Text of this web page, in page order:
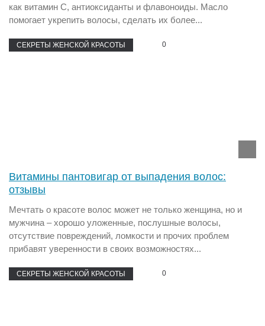
как витамин С, антиоксиданты и флавоноиды. Масло
помогает укрепить волосы, сделать их более...
СЕКРЕТЫ ЖЕНСКОЙ КРАСОТЫ 0
Витамины пантовигар от выпадения волос:
отзывы
Мечтать о красоте волос может не только женщина, но и
мужчина – хорошо уложенные, послушные волосы,
отсутствие повреждений, ломкости и прочих проблем
прибавят уверенности в своих возможностях...
СЕКРЕТЫ ЖЕНСКОЙ КРАСОТЫ 0